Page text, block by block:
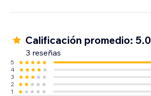
Calificación promedio: 5.0
3 reseñas
5
4
3
2
1